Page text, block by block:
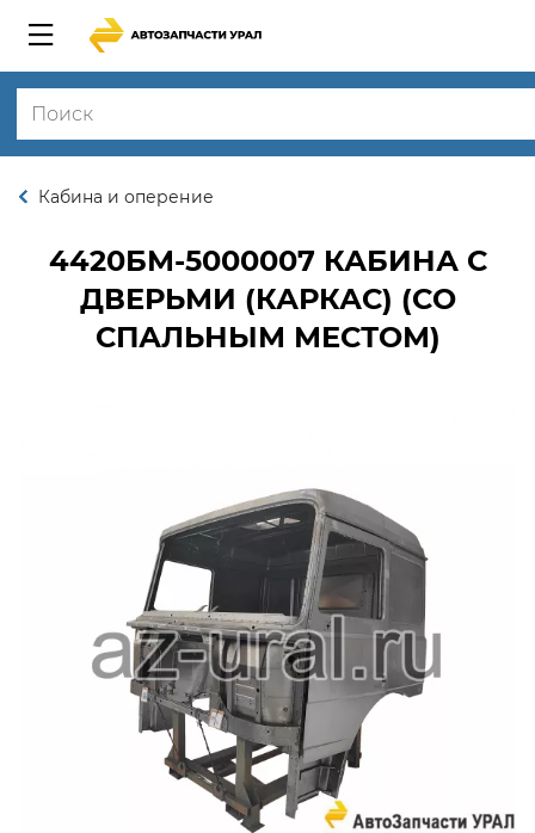
Кабина и оперение
4420БМ-5000007КАБИНА С
ДВЕРЬМИ (КАРКАС) (СО
СПАЛЬНЫМ МЕСТОМ)